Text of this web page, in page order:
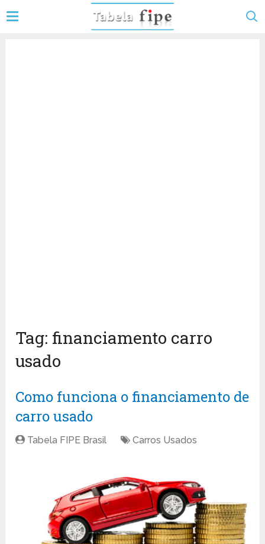
Tag: financiamento carro
usado
Como funciona o financiamento de
carro usado
Tabela FIPE Brasil Carros Usados